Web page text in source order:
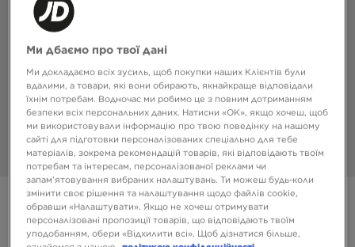
AIR JORDAN 1 MID
5099 ГРН
Ми дбаємо про твої дані
Ми докладаємо всіх зусиль, щоб покупки наших Клієнтів були
вдалими, а товари, які вони обирають, якнайкраще відповідали
їхнім потребам. Водночас ми робимо це з повним дотриманням
безпеки всіх персональних даних. Натисни «OK», якщо хочеш, щоб
ми використовували інформацію про твою поведінку на нашому
сайті для підготовки персоналізованих спеціально для тебе
матеріалів, зокрема рекомендацій товарів, які відповідають твоїм
потребам та інтересам, персоналізованої реклами чи
запам’ятовування вибраних налаштувань. Ти можеш будь-коли
змінити своє рішення та налаштування щодо файлів cookie,
обравши «Налаштувати». Якщо не хочеш отримувати
персоналізовані пропозиції товарів, що відповідають твоїм
уподобанням, обери «Відхилити всі». Щоб дізнатися більше,